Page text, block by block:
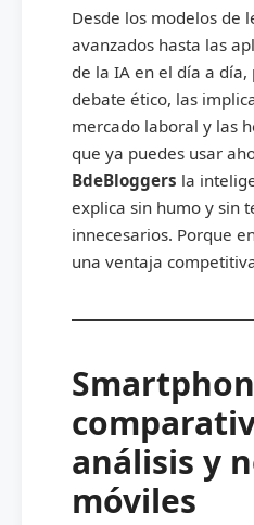
Desde los modelos de
avanzados hasta las
de la IA en el día a día,
debate ético, las
mercado laboral y las
que ya puedes usar
BdeBloggers la
explica sin humo y sin
innecesarios. Porque
una ventaja
análisis y
móviles